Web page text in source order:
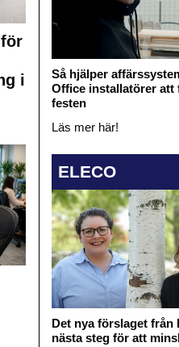
i
Så hjälper
Office installatörer att
festen
Läs mer här!
ELECO
Det nya förslaget från
nästa steg för att